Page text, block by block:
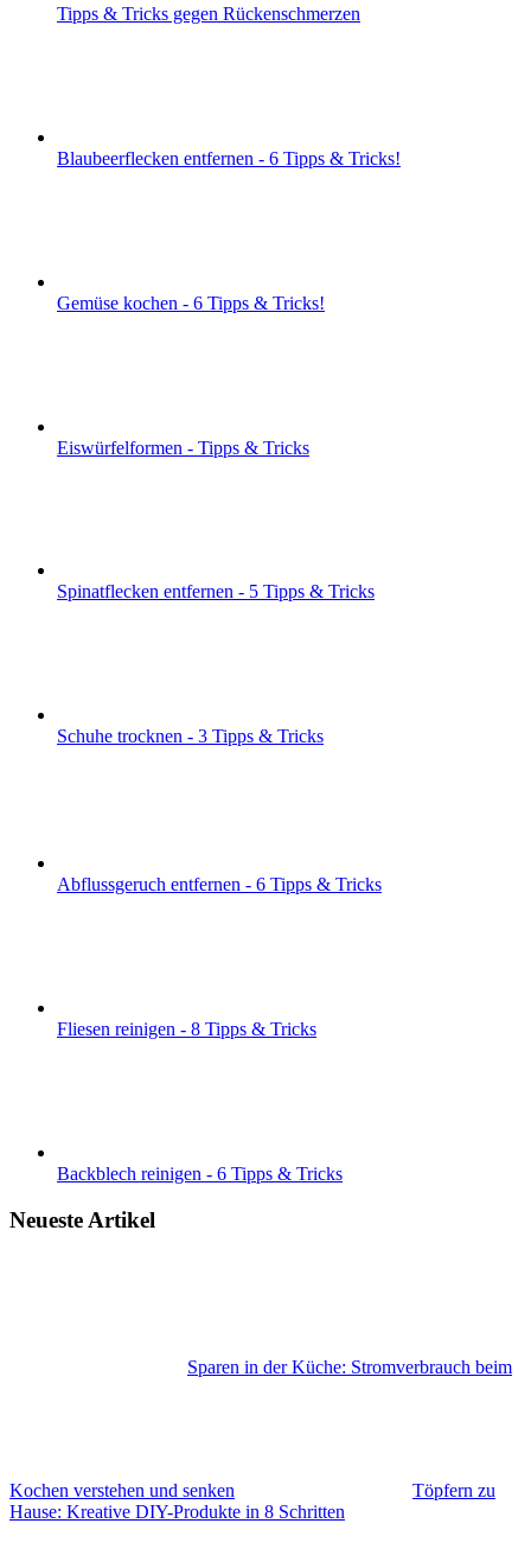
Tipps & Tricks gegen Rückenschmerzen
Blaubeerflecken entfernen - 6 Tipps & Tricks!
Gemüse kochen - 6 Tipps & Tricks!
Eiswürfelformen - Tipps & Tricks
Spinatflecken entfernen - 5 Tipps & Tricks
Schuhe trocknen - 3 Tipps & Tricks
Abflussgeruch entfernen - 6 Tipps & Tricks
Fliesen reinigen - 8 Tipps & Tricks
Backblech reinigen - 6 Tipps & Tricks
Neueste Artikel
Sparen in der Küche: Stromverbrauch beim
Kochen verstehen und senken
Töpfern zu
Hause: Kreative DIY-Produkte in 8 Schritten